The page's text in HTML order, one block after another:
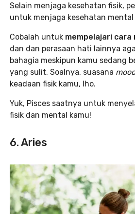
Selain menjaga kesehatan fisik,
untuk menjaga kesehatan mental
Cobalah untuk mempelajari
dan dan perasaan hati lainnya
bahagia meskipun kamu sedang
yang sulit. Soalnya, suasana
keadaan fisik kamu, lho.
Yuk, Pisces saatnya untuk
fisik dan mental kamu!
6. Aries